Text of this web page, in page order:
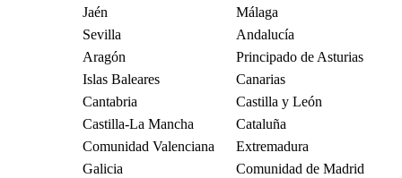
Jaén
Málaga
Sevilla
Andalucía
Aragón
Principado de Asturias
Islas Baleares
Canarias
Cantabria
Castilla y León
Castilla-La Mancha
Cataluña
Comunidad Valenciana
Extremadura
Galicia
Comunidad de Madrid